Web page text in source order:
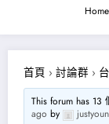
Home
首頁 › 討論群 ›
This forum has 13
ago by